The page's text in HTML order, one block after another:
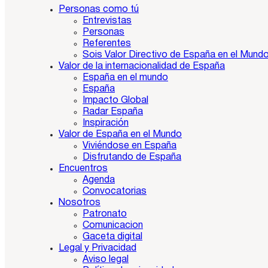
Personas como tú
Entrevistas
Personas
Referentes
Sois Valor Directivo de España en el
Valor de la internacionalidad de España
España en el mundo
España
Impacto Global
Radar España
Inspiración
Valor de España en el Mundo
Viviéndose en España
Disfrutando de España
Encuentros
Agenda
Convocatorias
Nosotros
Patronato
Comunicacion
Gaceta digital
Legal y Privacidad
Aviso legal